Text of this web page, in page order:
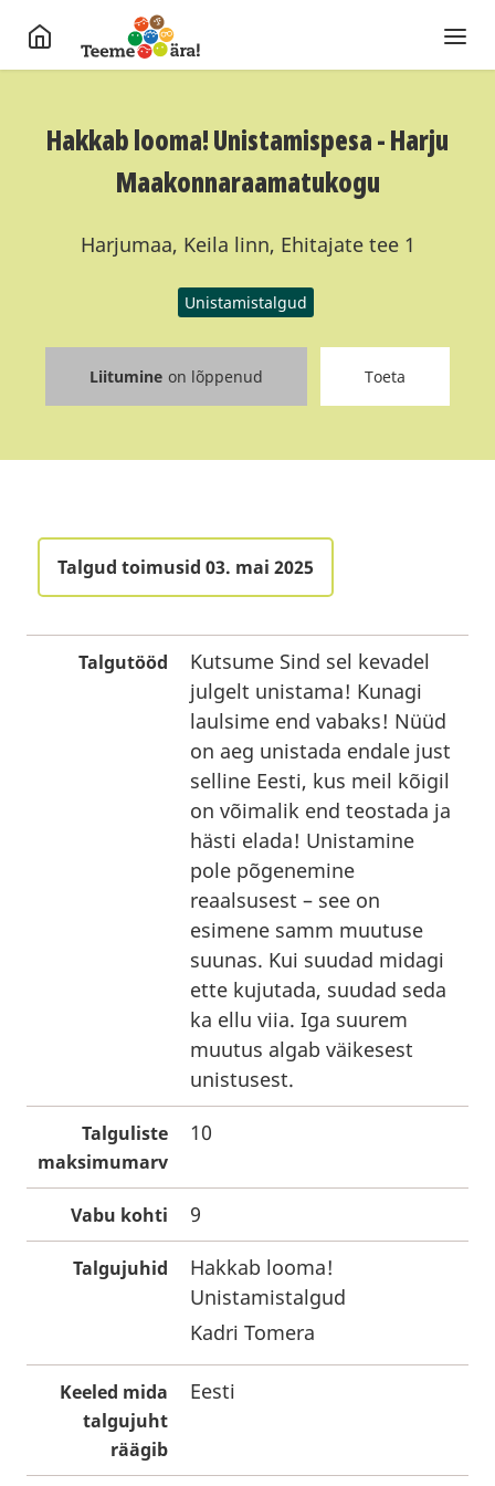
Hakkab looma! Unistamispesa - Harju
Maakonnaraamatukogu
Harjumaa, Keila linn, Ehitajate tee 1
Unistamistalgud
Liitumine on lõppenud Toeta
Talgud toimusid 03. mai 2025
Talgutööd
Kutsume Sind sel kevadel
julgelt unistama! Kunagi
laulsime end vabaks! Nüüd
on aeg unistada endale just
selline Eesti, kus meil kõigil
on võimalik end teostada ja
hästi elada! Unistamine
pole põgenemine
reaalsusest – see on
esimene samm muutuse
suunas. Kui suudad midagi
ette kujutada, suudad seda
ka ellu viia. Iga suurem
muutus algab väikesest
unistusest.
Talguliste
maksimumarv
10
Vabu kohti 9
Talgujuhid
Hakkab looma!
Unistamistalgud
Kadri Tomera
Keeled mida
talgujuht
räägib
Eesti